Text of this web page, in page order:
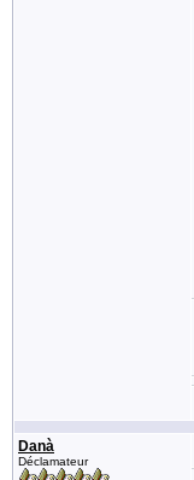
Danà
Déclamateur